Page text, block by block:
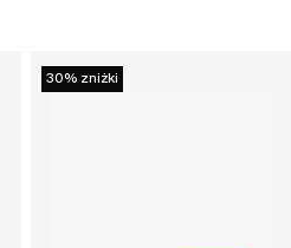
30% zniżki